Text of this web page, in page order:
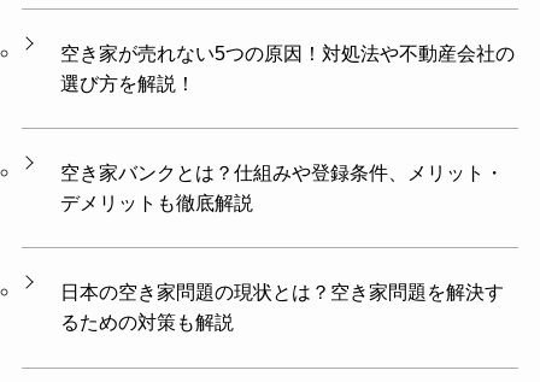
空き家が売れない5つの原因！対処法や不動産会社の
選び方を解説！
空き家バンクとは？仕組みや登録条件、メリット・
デメリットも徹底解説
日本の空き家問題の現状とは？空き家問題を解決す
るための対策も解説